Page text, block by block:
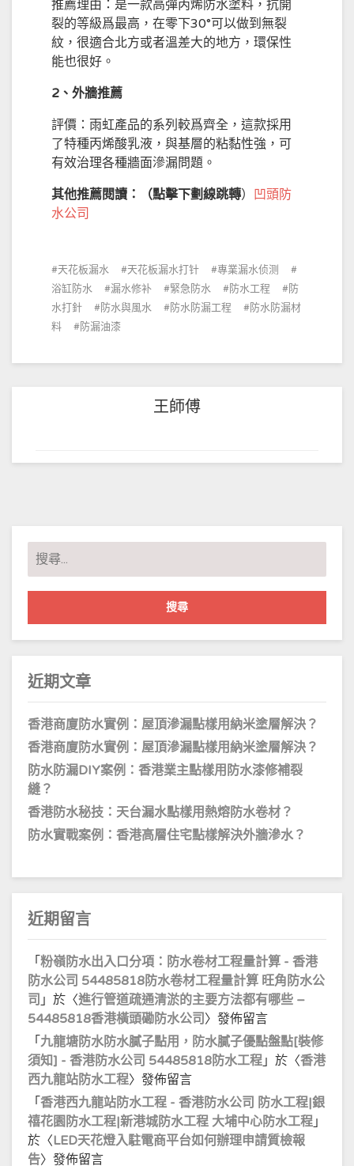
推薦理由：是一款高彈丙烯防水塗料，抗開
裂的等級爲最高，在零下30°可以做到無裂
紋，很適合北方或者溫差大的地方，環保性
能也很好。
2、外牆推薦
評價： 雨虹產品的系列較爲齊全，這款採用
了特種丙烯酸乳液，與基層的粘黏性強，可
有效治理各種牆面滲漏問題。
其他推薦閱讀：（點擊下劃線跳轉） 凹頭防
水公司
天花板漏水 天花板漏水打针
專業漏水侦测
浴缸防水
漏水修补 緊急防水 防水工程
防
水打針
防水與風水 防水防漏工程
防水防漏材
料
防漏油漆
王師傅
搜
尋
關
字:
近期文章
香港商廈防水實例：屋頂滲漏點樣用納米塗層解決？
香港商廈防水實例：屋頂滲漏點樣用納米塗層解決？
防水防漏DIY案例：香港業主點樣用防水漆修補裂
縫？
香港防水秘技：天台漏水點樣用熱熔防水卷材？
防水實戰案例：香港高層住宅點樣解決外牆滲水？
近期留言
「 粉嶺防水出入口分項：防水卷材工程量計算 - 香港
防水公司 54485818防水卷材工程量計算 旺角防水公
司 」於〈進行管道疏通清淤的主要方法都有哪些 –
54485818香港橫頭磡防水公司 〉發佈留言
「 九龍塘防水防水膩子點用，防水膩子優點盤點[裝修
須知] - 香港防水公司 54485818防水工程 」於〈香港
西九龍站防水工程〉發佈留言
「 香港西九龍站防水工程 - 香港防水公司 防水工程|銀
禧花園防水工程|新港城防水工程 大埔中心防水工程 」
於〈LED天花燈入駐電商平台如何辦理申請質檢報
告〉發佈留言